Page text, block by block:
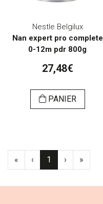
Nestle Belgilux
Nan expert pro complete
0-12m pdr 800g
27,48€
PANIER
« ‹ 1 › »